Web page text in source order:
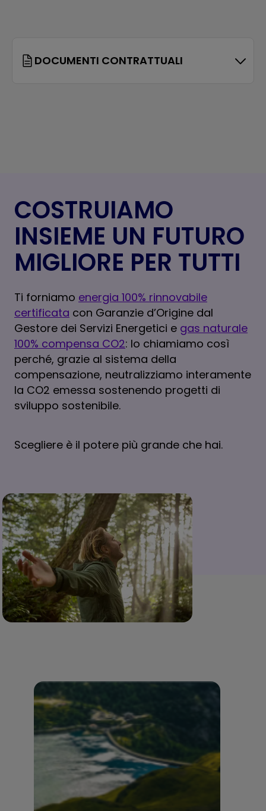
DOCUMENTI CONTRATTUALI
COSTRUIAMO
INSIEME UN FUTURO
MIGLIORE PER TUTTI
Ti forniamo energia 100% rinnovabile
certificata con Garanzie d’Origine dal
Gestore dei Servizi Energetici e gas naturale
100% compensa CO2: lo chiamiamo così
perché, grazie al sistema della
compensazione, neutralizziamo interamente
la CO2 emessa sostenendo progetti di
sviluppo sostenibile.
Scegliere è il potere più grande che hai.